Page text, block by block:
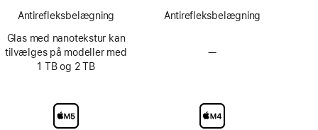
Antirefleksbelægning
Glas med nanotekstur kan
tilvælges på modeller med
1 TB og 2 TB
Antirefleksbelægning
—Skærmglas
ikke
tilvælges